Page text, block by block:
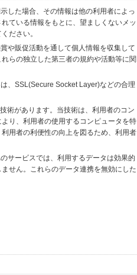
した場合、その情報は他の利用者によっ
ている情報をもとに、望ましくないメッ
ださい。
や販促活動を通して個人情報を収集して
らの独立した第三者の規約や活動等に関
、SSL(Secure Socket Layer)などの合理
術があります。当技術は、利用者のコン
り、利用者の使用するコンピュータを特
用者の利便性の向上を図るため、利用者
サービスでは、利用するデータは効果的
せん。これらのデータ連携を無効にした